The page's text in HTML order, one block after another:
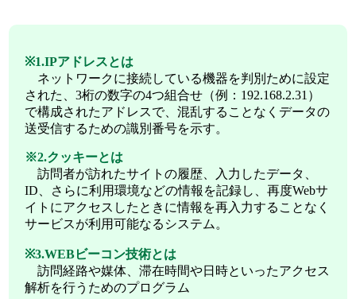
※1.IPアドレスとは
ネットワークに接続している機器を判別ために設定
された、3桁の数字の4つ組合せ（例：192.168.2.31）
で構成されたアドレスで、混乱することなくデータの
送受信するための識別番号を示す。
※2.クッキーとは
訪問者が訪れたサイトの履歴、入力したデータ、
ID、さらに利用環境などの情報を記録し、再度Webサ
イトにアクセスしたときに情報を再入力することなく
サービスが利用可能なるシステム。
※3.WEBビーコン技術とは
訪問経路や媒体、滞在時間や日時といったアクセス
解析を行うためのプログラム